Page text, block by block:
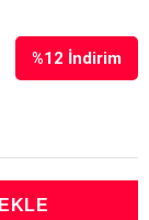
%12 İndirim